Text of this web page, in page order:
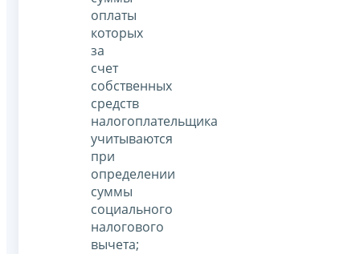
оплаты
которых
за
счет
собственных
средств
налогоплательщика
учитываются
при
определении
суммы
социального
налогового
вычета;